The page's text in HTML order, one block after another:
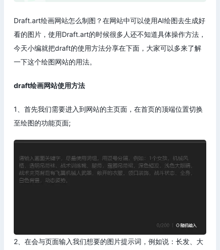
Draft.art绘画网站怎么制图？在网站中可以使用AI绘图去生成好
看的图片，使用Draft.art的时候很多人还不知道具体操作方法，
今天小编就把draft的使用方法分享在下面，大家可以多来了解
一下这个绘图网站的用法。
draft绘画网站使用方法
1、首先我们需要进入到网站的主页面，在首页的顶端位置切换
至绘图的功能页面;
2、在会与页面输入我们想要的图片提示词，例如说：长发、大